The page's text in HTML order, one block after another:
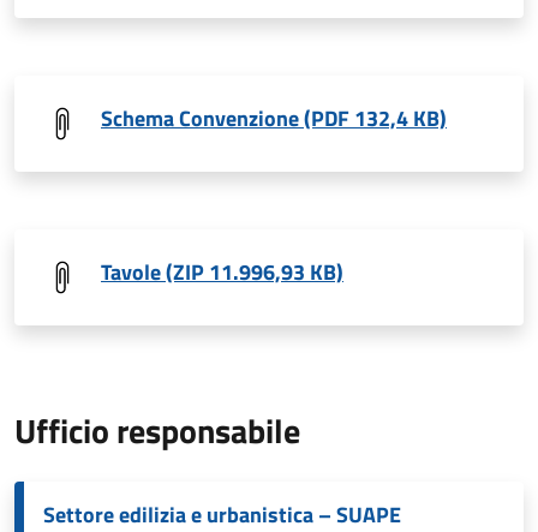
Schema Convenzione (PDF 132,4 KB)
Tavole (ZIP 11.996,93 KB)
Ufficio responsabile
Settore edilizia e urbanistica – SUAPE